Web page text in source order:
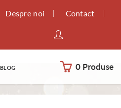
Despre noi Contact
BLOG 0 Produse